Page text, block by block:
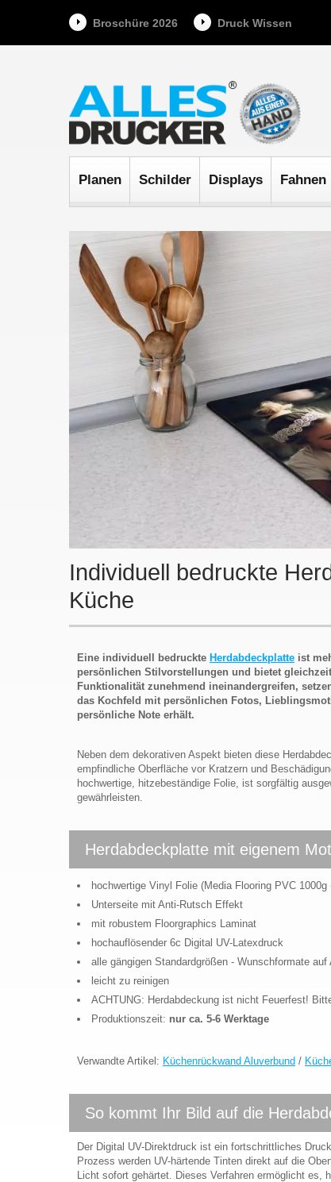
Broschüre 2026 Druck Wissen
Planen Schilder Displays Fahnen
Individuell bedruckte
Küche
Eine individuell bedruckte Herdabdeckplatte ist
persönlichen Stilvorstellungen und bietet
Funktionalität zunehmend ineinandergreifen,
das Kochfeld mit persönlichen Fotos,
persönliche Note erhält.
Neben dem dekorativen Aspekt bieten diese
empfindliche Oberfläche vor Kratzern und
hochwertige, hitzebeständige Folie, ist sorgfältig
gewährleisten.
Herdabdeckplatte mit eigenem
hochwertige Vinyl Folie (Media Flooring PVC
Unterseite mit Anti-Rutsch Effekt
mit robustem Floorgraphics Laminat
hochauflösender 6c Digital UV-Latexdruck
alle gängigen Standardgrößen - Wunschformate auf
leicht zu reinigen
ACHTUNG: Herdabdeckung ist nicht Feuerfest!
Produktionszeit: nur ca. 5-6 Werktage
Verwandte Artikel: Küchenrückwand Aluverbund /
So kommt Ihr Bild auf die
Der Digital UV-Direktdruck ist ein fortschrittliches
Prozess werden UV-härtende Tinten direkt auf die
Licht sofort gehärtet. Dieses Verfahren ermöglicht es,